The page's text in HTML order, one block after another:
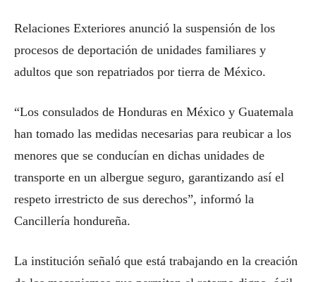
Relaciones Exteriores anunció la suspensión de los
procesos de deportación de unidades familiares y
adultos que son repatriados por tierra de México.
“Los consulados de Honduras en México y Guatemala
han tomado las medidas necesarias para reubicar a los
menores que se conducían en dichas unidades de
transporte en un albergue seguro, garantizando así el
respeto irrestricto de sus derechos”, informó la
Cancillería hondureña.
La institución señaló que está trabajando en la creación